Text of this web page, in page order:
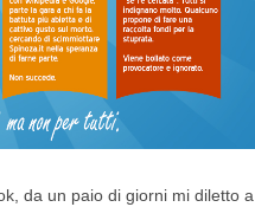
da un paio di giorni mi diletto a